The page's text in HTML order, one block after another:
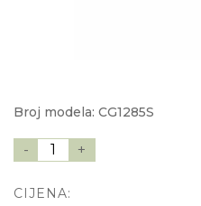
Broj modela: CG1285S
- 1 +
CIJENA: